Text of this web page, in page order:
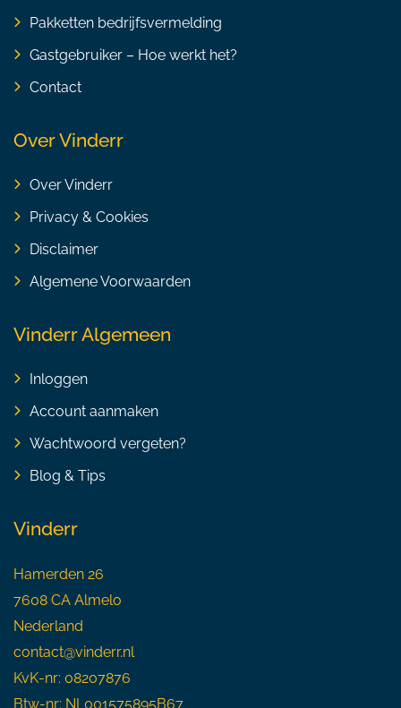
Pakketten bedrijfsvermelding
Gastgebruiker – Hoe werkt het?
Contact
Over Vinderr
Over Vinderr
Privacy & Cookies
Disclaimer
Algemene Voorwaarden
Vinderr Algemeen
Inloggen
Account aanmaken
Wachtwoord vergeten?
Blog & Tips
Vinderr
Hamerden 26
7608 CA Almelo
Nederland
contact@vinderr.nl
KvK-nr: 08207876
Btw-nr: NL001575895B67